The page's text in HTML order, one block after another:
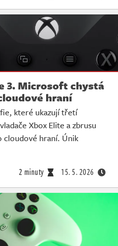
3. Microsoft chystá
hraní
které ukazují třetí
Xbox Elite a zbrusu
cloudové hraní. Únik
2 minuty 15. 5. 2026